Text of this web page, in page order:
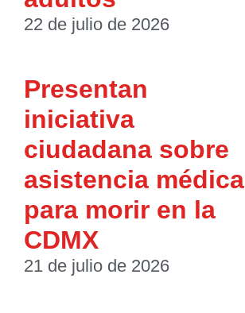
22 de julio de 2026
Presentan
iniciativa
ciudadana sobre
asistencia médica
para morir en la
CDMX
21 de julio de 2026